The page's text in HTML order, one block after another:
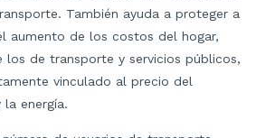
También ayuda a proteger a
aumento de los costos del hogar,
los de transporte y servicios públicos,
vinculado al precio del
energía.